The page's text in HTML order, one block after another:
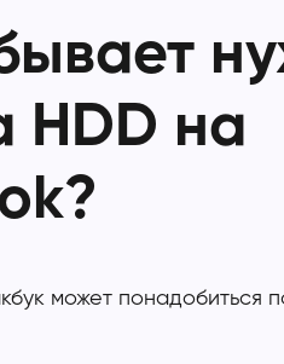
HDD на
может понадобиться